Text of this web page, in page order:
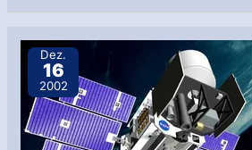
bemannten
Marslandung
Dez.
16
2002